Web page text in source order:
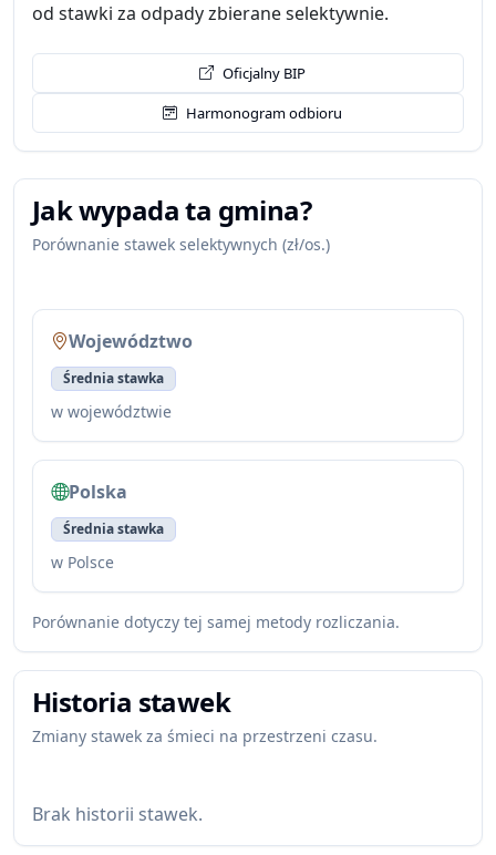
od stawki za odpady zbierane selektywnie.
Oficjalny BIP
Harmonogram odbioru
Jak wypada ta gmina?
Porównanie stawek selektywnych (zł/os.)
Województwo
Średnia stawka
w województwie
Polska
Średnia stawka
w Polsce
Porównanie dotyczy tej samej metody rozliczania.
Historia stawek
Zmiany stawek za śmieci na przestrzeni czasu.
Brak historii stawek.